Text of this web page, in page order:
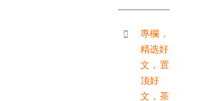
專欄 ，
精选好
文 ， 置
顶好
文 ， 茶